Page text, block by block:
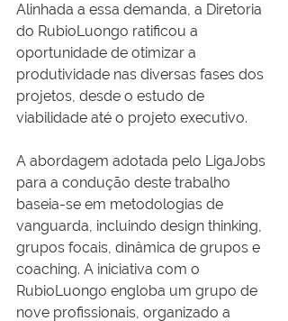
Alinhada a essa demanda, a Diretoria
do RubioLuongo ratificou a
oportunidade de otimizar a
produtividade nas diversas fases dos
projetos, desde o estudo de
viabilidade até o projeto executivo.
A abordagem adotada pelo LigaJobs
para a condução deste trabalho
baseia-se em metodologias de
vanguarda, incluindo design thinking,
grupos focais, dinâmica de grupos e
coaching. A iniciativa com o
RubioLuongo engloba um grupo de
nove profissionais, organizado a